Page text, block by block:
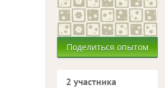
Поделиться опытом
2 участника